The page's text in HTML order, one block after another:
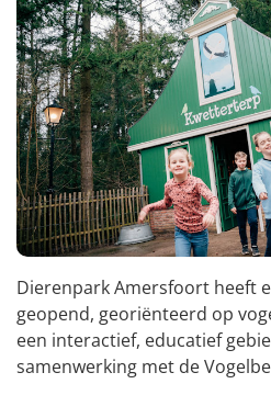
Dierenpark Amersfoort heeft
geopend, georiënteerd op
een interactief, educatief
samenwerking met de